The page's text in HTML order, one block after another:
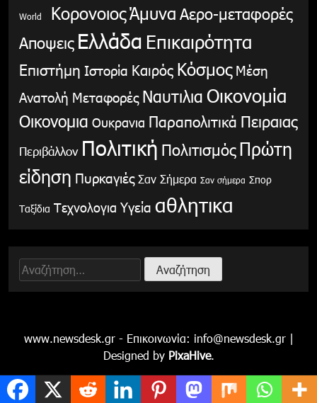
World ΚορονοιοςΆμυνα Αερο-μεταφορές
Αποψεις Ελλάδα Επικαιρότητα
Επιστήμη Ιστορία Καιρός Κόσμος Μέση
Ανατολή Μεταφορές Ναυτιλια Οικονομία
Οικονομια Ουκρανια Παραπολιτικά Πειραιας
Περιβάλλον Πολιτική Πολιτισμός Πρώτη
είδηση Πυρκαγιές Σαν Σήμερα Σαν σήμερα Σπορ
Ταξίδια Τεχνολογια Υγεία αθλητικα
Αναζήτηση
για:
www.newsdesk.gr - Επικοινωνία: info@newsdesk.gr |
Designed by PixaHive.